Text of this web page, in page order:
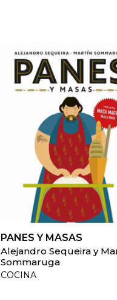
PANES Y MASAS
Alejandro Sequeira y
Sommaruga
COCINA